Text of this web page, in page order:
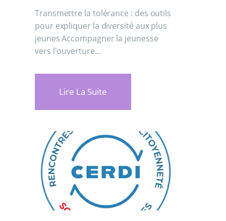
Transmettre la tolérance : des outils
pour expliquer la diversité aux plus
jeunes Accompagner la jeunesse
vers l'ouverture…
Lire La Suite